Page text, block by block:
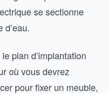
se sectionne
d’eau.
plan d’implantation
où vous devrez
pour fixer un meuble,